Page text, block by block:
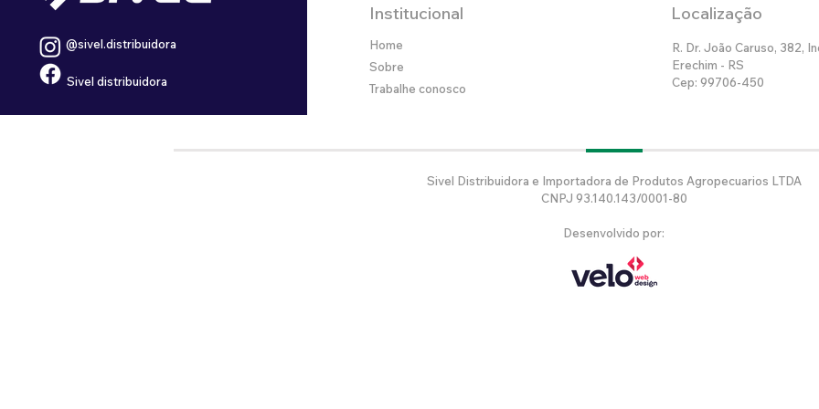
@sivel.distribuidora
Sivel distribuidora
Institucional
Home
Sobre
Trabalhe conosco
Localização
R. Dr. João Caruso, 382,
Erechim - RS
Cep: 99706-450
Sivel Distribuidora e Importadora de Produtos Agropecuarios LTDA
CNPJ 93.140.143/0001-80
Desenvolvido por: